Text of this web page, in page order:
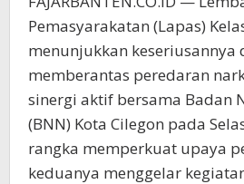
Pemasyarakatan (Lapas)
menunjukkan keseriusannya
memberantas peredaran
sinergi aktif bersama Badan
(BNN) Kota Cilegon pada
rangka memperkuat upaya
keduanya menggelar